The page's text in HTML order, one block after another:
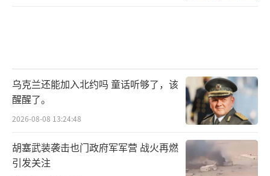
乌克兰还能加入北约吗 童话听够了，该
醒醒了。
2026-08-08 13:24:48
胡塞武装袭击也门政府军军营 战火再燃
引发关注